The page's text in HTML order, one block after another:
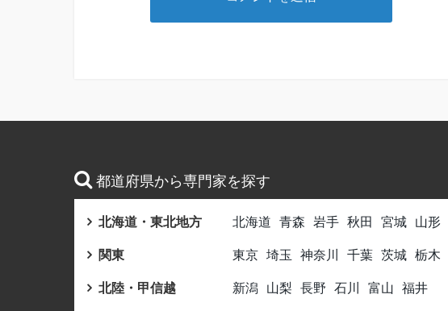
都道府県から専門家を探す
北海道・東北地方 北海道 青森 岩手 秋田 宮城 山形
関東 東京 埼玉 神奈川 千葉 茨城 栃木
北陸・甲信越 新潟 山梨 長野 石川 富山 福井